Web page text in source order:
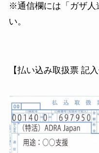
※通信欄には「ガザ人
い。
【払い込み取扱票 記入